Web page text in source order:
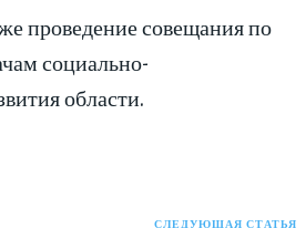
проведение совещания по
социально-
области.
СЛЕДУЮЩАЯ СТАТЬЯ